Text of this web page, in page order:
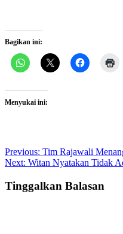
Bagikan ini:
Menyukai ini:
Post
navigation
Previous: Tim Rajawali
Next: Witan Nyatakan Tidak
Tinggalkan Balasan